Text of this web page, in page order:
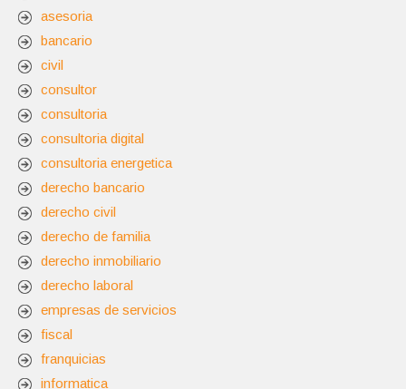
asesoria
bancario
civil
consultor
consultoria
consultoria digital
consultoria energetica
derecho bancario
derecho civil
derecho de familia
derecho inmobiliario
derecho laboral
empresas de servicios
fiscal
franquicias
informatica